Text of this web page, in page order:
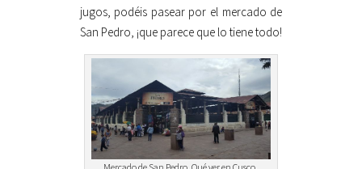
jugos, podéis pasear por el mercado de
San Pedro, ¡que parece que lo tiene todo!